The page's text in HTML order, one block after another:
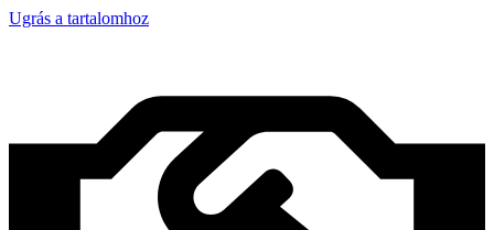
Ugrás a tartalomhoz